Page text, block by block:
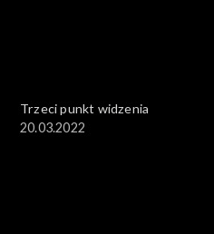
Trzeci punkt widzenia
20.03.2022